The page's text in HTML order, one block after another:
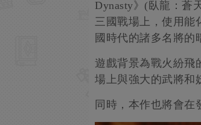
Dynasty》(臥龍：蒼
三國戰場上，使用能
國時代的諸多名將的
遊戲背景為戰火紛飛
場上與強大的武將和
同時，本作也將會在